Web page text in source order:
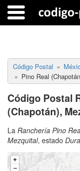
Código Postal
Pino Real
Código Postal
(Chapotán),
La Ranchería Pino
Mezquital, estado